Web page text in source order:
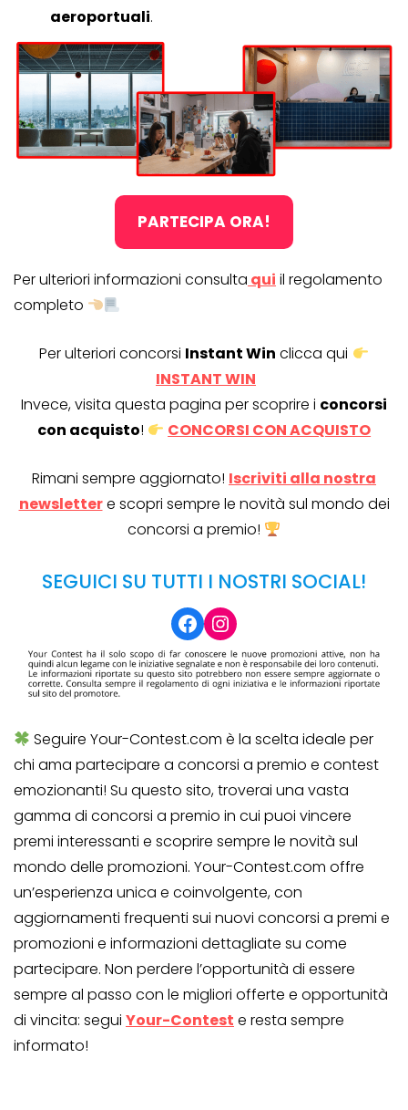
aeroportuali.
PARTECIPA ORA!
Per ulteriori informazioni consulta qui il regolamento
completo
Per ulteriori concorsi Instant Win clicca qui
INSTANT WIN
Invece, visita questa pagina per scoprire i concorsi
con acquisto! CONCORSI CON ACQUISTO
Rimani sempre aggiornato! Iscriviti alla nostra
newslettere scopri sempre le novità sul mondo dei
concorsi a premio!
SEGUICI SU TUTTI I NOSTRI SOCIAL!
Facebook
Instagram
Seguire Your-Contest.com è la scelta ideale per
chi ama partecipare a concorsi a premio e contest
emozionanti! Su questo sito, troverai una vasta
gamma di concorsi a premio in cui puoi vincere
premi interessanti e scoprire sempre le novità sul
mondo delle promozioni. Your-Contest.com offre
un’esperienza unica e coinvolgente, con
aggiornamenti frequenti sui nuovi concorsi a premi e
promozioni e informazioni dettagliate su come
partecipare. Non perdere l’opportunità di essere
sempre al passo con le migliori offerte e opportunità
di vincita: segui Your-Contest e resta sempre
informato!